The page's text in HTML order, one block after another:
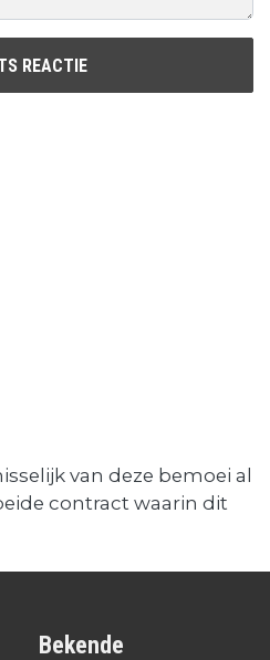
REACTIE
van deze bemoei al
contract waarin dit
Bekende